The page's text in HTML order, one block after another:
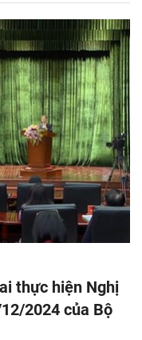
thực hiện Nghị
2024 của Bộ